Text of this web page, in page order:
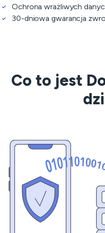
Ochrona wrażliwych
30-dniowa gwarancja
Co to jest